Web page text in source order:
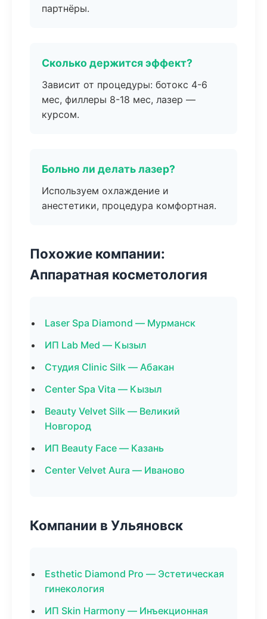
партнёры.
Сколько держится эффект?
Зависит от процедуры: ботокс 4-6
мес, филлеры 8-18 мес, лазер —
курсом.
Больно ли делать лазер?
Используем охлаждение и
анестетики, процедура комфортная.
Похожие компании:
Аппаратная косметология
Laser Spa Diamond — Мурманск
ИП Lab Med — Кызыл
Студия Clinic Silk — Абакан
Center Spa Vita — Кызыл
Beauty Velvet Silk — Великий
Новгород
ИП Beauty Face — Казань
Center Velvet Aura — Иваново
Компании в Ульяновск
Esthetic Diamond Pro — Эстетическая
гинекология
ИП Skin Harmony — Инъекционная